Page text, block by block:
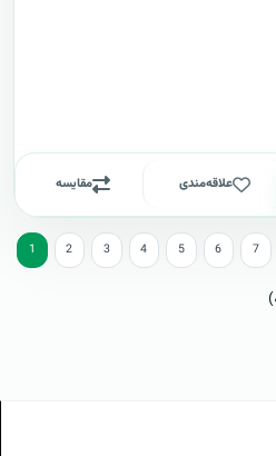
علاقه‌مندی مقایسه
1 2 3 4 5 6 7